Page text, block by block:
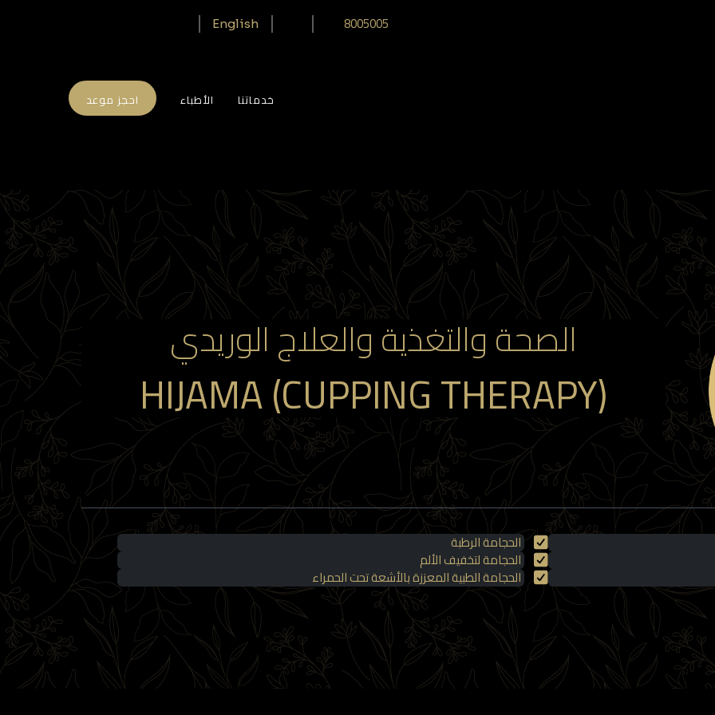
8005005‎
English
خدماتنا الأطباء احجز موعد
الصحة والتغذية والعلاج الوريدي
HIJAMA (CUPPING THERAPY)
الحجامة الرطبة
الحجامة لتخفيف الألم
الحجامة الطبية المعززة بالأشعة تحت الحمراء